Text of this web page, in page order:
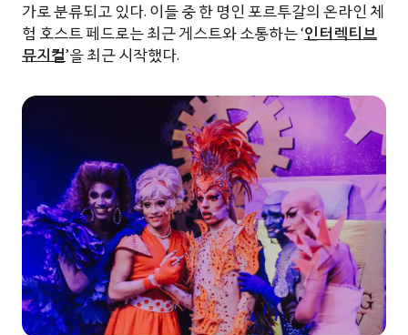
가로 분류되고 있다. 이들 중 한 명인 포르투갈의 온라인 체
험 호스트 페드로는 최근 게스트와 소통하는 ‘인터렉티브
뮤지컬’을 최근 시작했다.